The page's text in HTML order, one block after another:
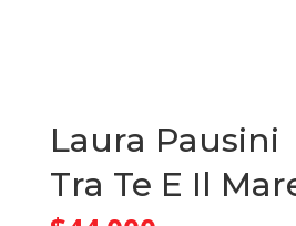
Laura Pausini
Tra Te E Il